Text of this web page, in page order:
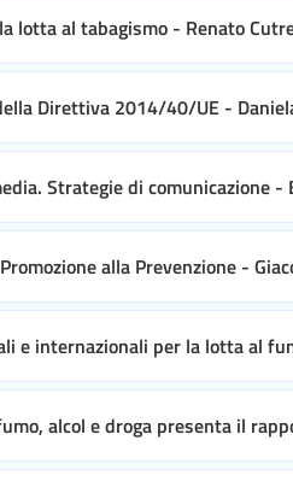
lotta al tabagismo - Renato
Direttiva 2014/40/UE -
Strategie di comunicazione -
alla Prevenzione -
e internazionali per la lotta al
alcol e droga presenta il